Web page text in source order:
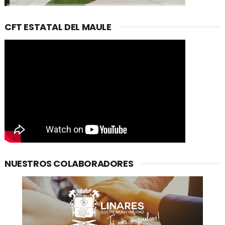
CFT ESTATAL DEL MAULE
NUESTROS COLABORADORES